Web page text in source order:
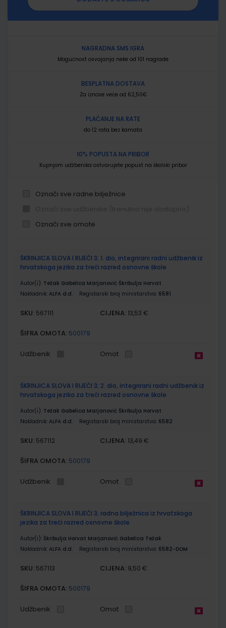
NAGRADNA SMS IGRA
Mogućnost osvajanja neke od 101 nagrade
BESPLATNA DOSTAVA
Za iznose veće od 62,50€
PLAĆANJE NA RATE
do 12 rata bez kamata
10% POPUSTA NA PRIBOR
Kupnjom udžbenika ostvarujete popust na školski pribor
Označi sve radne bilježnice
Označi sve omote
proizvodi
ŠKRINJICA SLOVA I RIJEČI 3; 1. dio, integrirani radni udžbenik iz
hrvatskoga jezika za treći razred osnovne škole
Autor(i): Težak Gabelica Marjanović Škribulja Horvat
Nakladnik: ALFA d.d. Registarski broj ministarstva: 6581
SKU: 567111 CIJENA: 13,53 €
ŠIFRA OMOTA: 500179
Udžbenik Omot
ŠKRINJICA SLOVA I RIJEČI 3; 2. dio, integrirani radni udžbenik iz
hrvatskoga jezika za treći razred osnovne škole
Autor(i): Težak Gabelica Marjanović Škribulja Horvat
Nakladnik: ALFA d.d. Registarski broj ministarstva: 6582
SKU: 567112 CIJENA: 13,49 €
ŠIFRA OMOTA: 500179
Udžbenik Omot
ŠKRINJICA SLOVA I RIJEČI 3; radna bilježnica iz hrvatskoga
jezika za treći razred osnovne škole
Autor(i): Škribulja Horvat Marjanović Gabelica Težak
Nakladnik: ALFA d.d. Registarski broj ministarstva: 6582-DOM
SKU: 567113 CIJENA: 9,50 €
ŠIFRA OMOTA: 500179
Udžbenik Omot